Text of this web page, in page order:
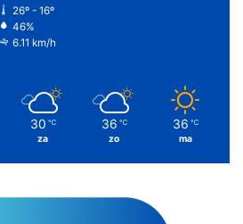
26º - 16º
46%
6.11 km/h
30 ℃
za
36 ℃
zo
36 ℃
ma